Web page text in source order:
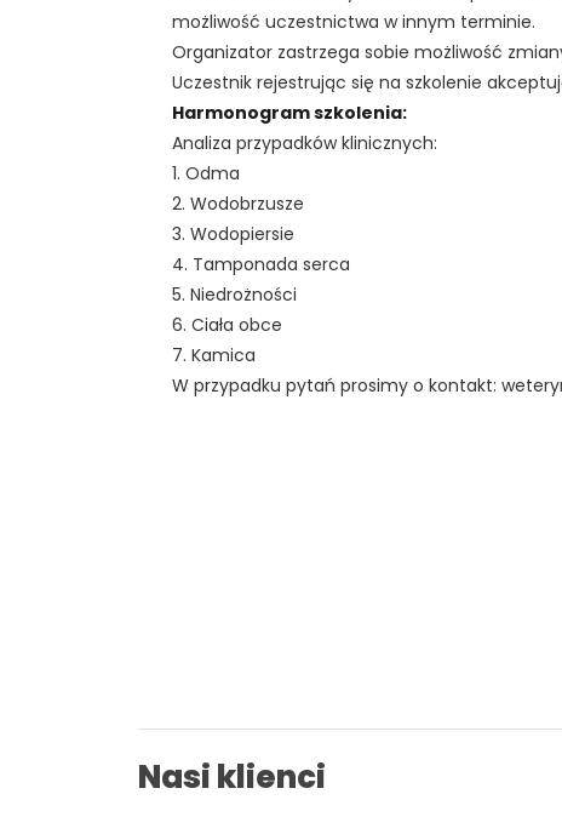
możliwość uczestnictwa w innym terminie.
Organizator zastrzega sobie możliwość
Uczestnik rejestrując się na szkolenie
Harmonogram szkolenia:
Analiza przypadków klinicznych:
1. Odma
2. Wodobrzusze
3. Wodopiersie
4. Tamponada serca
5. Niedrożności
6. Ciała obce
7. Kamica
W przypadku pytań prosimy o kontakt:
Nasi klienci